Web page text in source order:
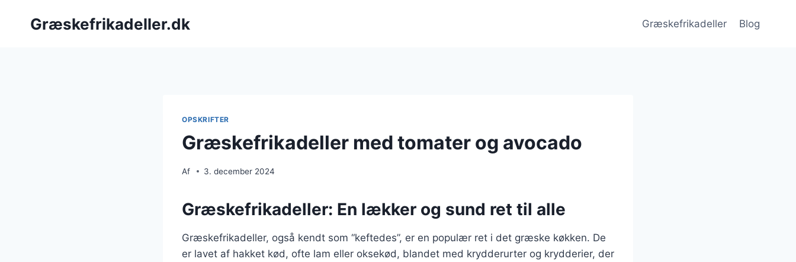
Græskefrikadeller.dk Græskefrikadeller Blog
OPSKRIFTER
Græskefrikadeller med tomater og avocado
Af 3. december 2024
Græskefrikadeller: En lækker og sund ret til alle
Græskefrikadeller, også kendt som “keftedes”, er en populær ret i det græske køkken. De
er lavet af hakket kød, ofte lam eller oksekød, blandet med krydderurter og krydderier, der